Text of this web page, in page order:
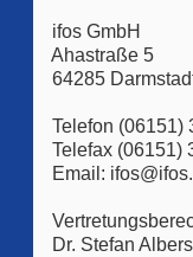
ifos GmbH
Ahastraße 5
64285
Telefon (06151)
Telefax (06151)
Email:
Dr. Stefan Albers